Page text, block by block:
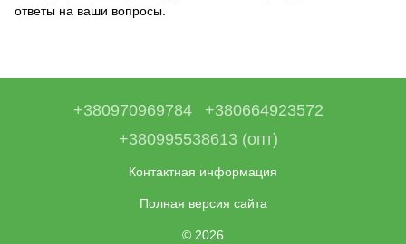
ответы на ваши вопросы.
+380970969784
+380664923572
+380995538613 (опт)
Контактная информация
Полная версия сайта
© 2026